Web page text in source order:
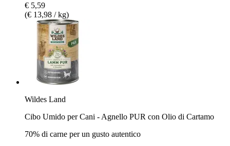
€ 5,59
(€ 13,98 / kg)
Wildes Land
Cibo Umido per Cani - Agnello PUR con Olio di Cartamo
70% di carne per un gusto autentico